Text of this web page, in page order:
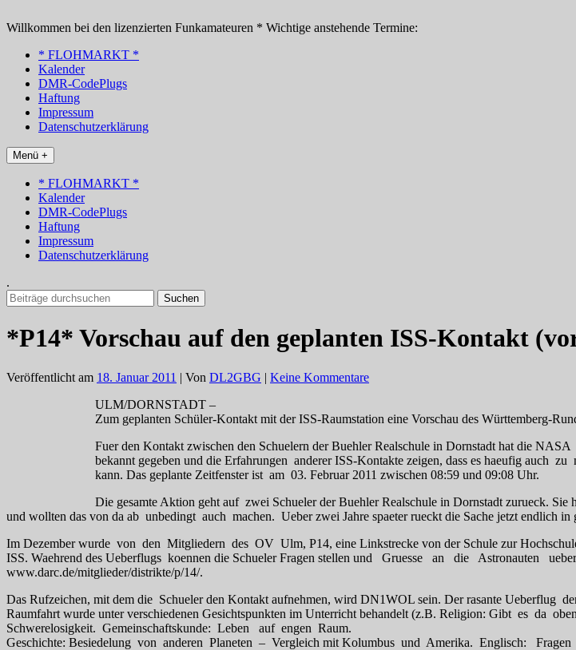
Inhalt
Willkommen bei den lizenzierten Funkamateuren * Wichtige anstehende Termine:
* FLOHMARKT *
Kalender
DMR-CodePlugs
Haftung
Impressum
Datenschutzerklärung
Menü +
* FLOHMARKT *
Kalender
DMR-CodePlugs
Haftung
Impressum
Datenschutzerklärung
.
Suchen
nach:
*P14* Vorschau auf den geplanten ISS-Kontakt
Veröffentlicht am 18. Januar 2011 | Von DL2GBG | Keine Kommentare
ULM/DORNSTADT –
Zum geplanten Schüler-Kontakt mit der ISS-Raumstation eine Vorschau des Württemberg-
Fuer den Kontakt zwischen den Schuelern der Buehler Realschule in Dornstadt hat die
bekannt gegeben und die Erfahrungen anderer ISS-Kontakte zeigen, dass es haeufig auch
kann. Das geplante Zeitfenster ist am 03. Februar 2011 zwischen 08:59 und 09:08 Uhr.
Die gesamte Aktion geht auf zwei Schueler der Buehler Realschule in Dornstadt zurueck.
und wollten das von da ab unbedingt auch machen. Ueber zwei Jahre spaeter rueckt die Sache jetzt endlich in
Im Dezember wurde von den Mitgliedern des OV Ulm, P14, eine Linkstrecke von der Schule zur
ISS. Waehrend des Ueberflugs koennen die Schueler Fragen stellen und Gruesse an die Astronauten
www.darc.de/mitglieder/distrikte/p/14/.
Das Rufzeichen, mit dem die Schueler den Kontakt aufnehmen, wird DN1WOL sein. Der rasante
Raumfahrt wurde unter verschiedenen Gesichtspunkten im Unterricht behandelt (z.B. Religion: Gibt es
Schwerelosigkeit. Gemeinschaftskunde: Leben auf engen Raum.
Geschichte: Besiedelung von anderen Planeten – Vergleich mit Kolumbus und Amerika. Englisch: Fragen